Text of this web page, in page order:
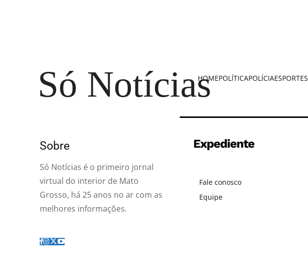
Só Notícias
HOMEPOLÍTICAPOLÍCIAESPORTES
Sobre
Só Notícias é o primeiro jornal
virtual do interior de Mato
Grosso, há 25 anos no ar com as
melhores informações.
Expediente
Fale conosco
Equipe